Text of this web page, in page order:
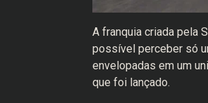
A franquia criada pela
possível perceber só
envelopadas em um
que foi lançado.